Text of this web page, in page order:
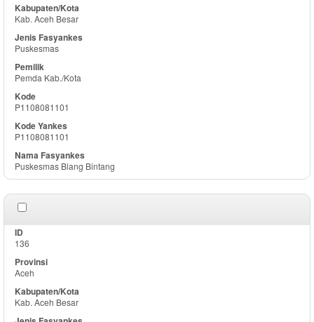
Kab. Aceh Besar
Puskesmas
Pemda Kab./Kota
P1108081101
P1108081101
Puskesmas Blang Bintang
136
Aceh
Kab. Aceh Besar